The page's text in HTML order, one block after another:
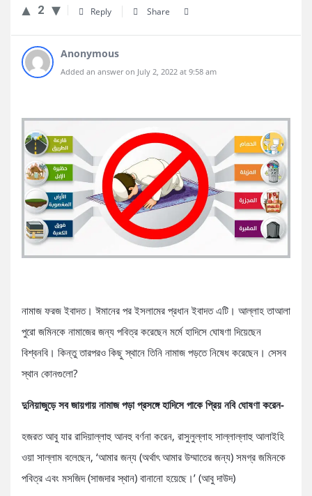
2 Reply Share
Anonymous
Added an answer on July 2, 2022 at 9:58 am
নামাজ ফরজ ইবাদত। ঈমানের পর ইসলামের প্রধান ইবাদত এটি। আল্লাহ তাআলা
পুরো জমিনকে নামাজের জন্য পবিত্র করেছেন মর্মে হাদিসে ঘোষণা দিয়েছেন
বিশ্বনবি। কিন্তু তারপরও কিছু স্থানে তিনি নামাজ পড়তে নিষেধ করেছেন। সেসব
স্থান কোনগুলো?
দুনিয়াজুড়ে সব জায়গায় নামাজ পড়া প্রসঙ্গে হাদিসে পাকে প্রিয় নবি ঘোষণা করেন-
হজরত আবু যার রাদিয়াল্লাহু আনহু বর্ণনা করেন, রাসুলুল্লাহ সাল্লাল্লাহু আলাইহি
ওয়া সাল্লাম বলেছেন, ‘আমার জন্য (অর্থাৎ আমার উম্মাতের জন্য) সমগ্র জমিনকে
পবিত্র এবং মসজিদ (সাজদার স্থান) বানানো হয়েছে।’ (আবু দাউদ)